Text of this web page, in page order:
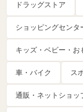
ドラッグストア
ショッピングセンタ
キッズ・ベビー・お
車・バイク ス
通販・ネットショッ